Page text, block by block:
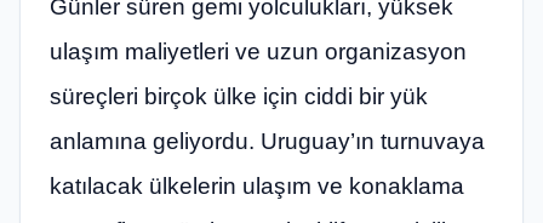
Günler süren gemi yolculukları, yüksek
ulaşım maliyetleri ve uzun organizasyon
süreçleri birçok ülke için ciddi bir yük
anlamına geliyordu. Uruguay’ın turnuvaya
katılacak ülkelerin ulaşım ve konaklama